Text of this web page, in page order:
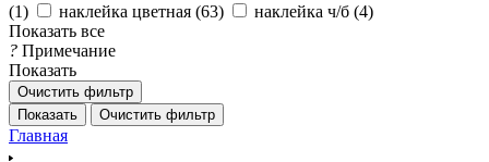
(1) наклейка цветная (63) наклейка ч/б (4)
Показать все
? Примечание
Показать
Очистить фильтр
Показать
Очистить фильтр
Главная